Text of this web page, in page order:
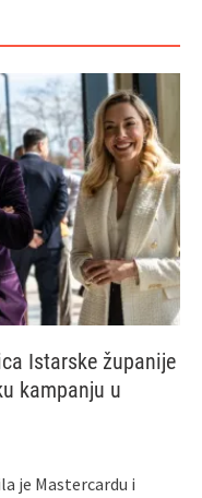
Istarske županije
kampanju u
je Mastercardu i